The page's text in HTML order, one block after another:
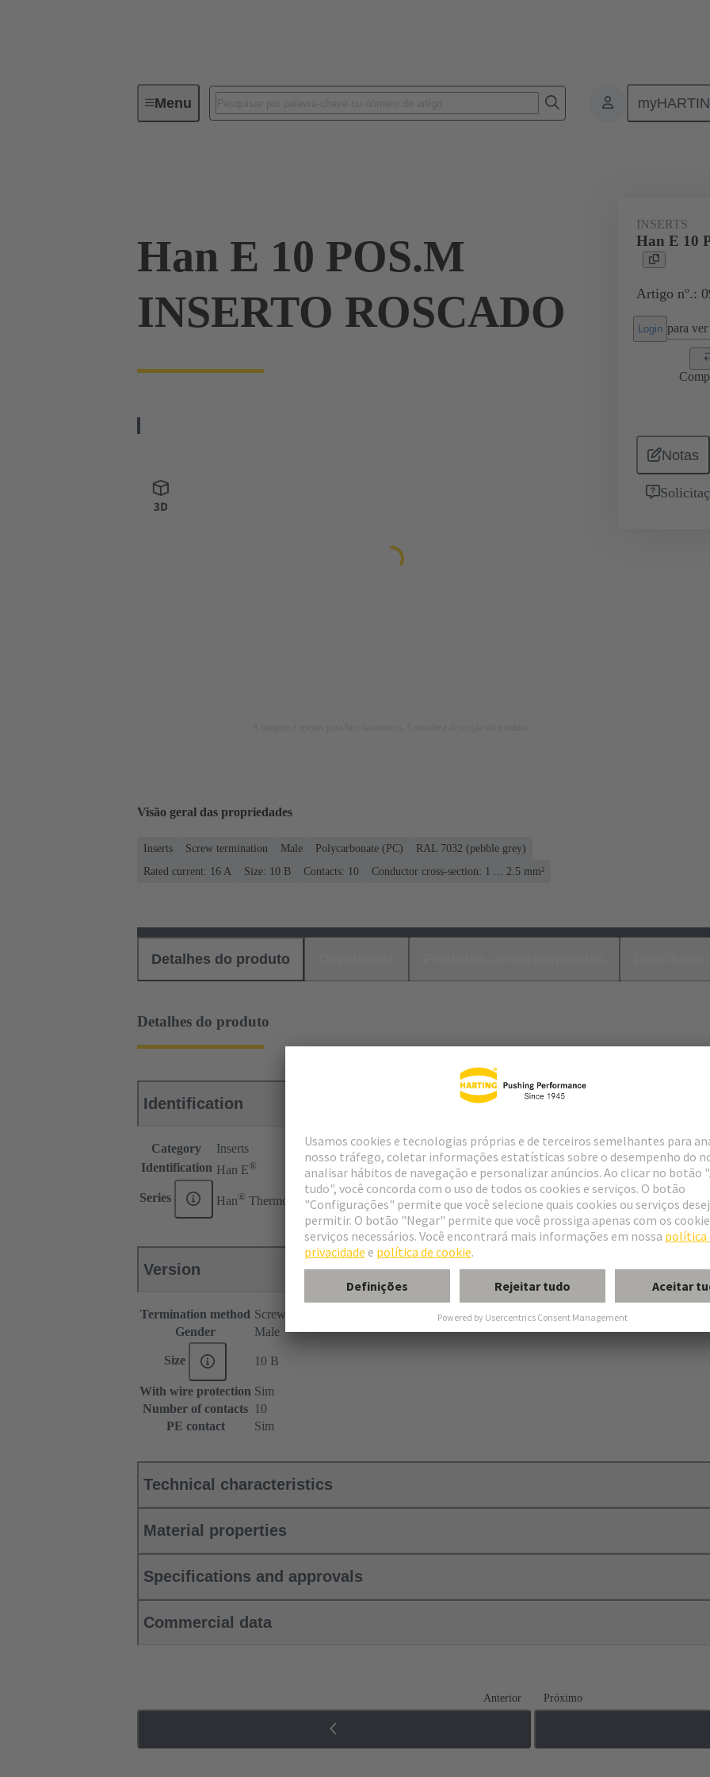
MenuIndustrial connectors / Han® Monobloc inserts For
Han E 10 POS.M
INSERTO ROSCADO
INSERTS
Han E 10
Artigo nº.:
Login para
Notas
Visão geral das propriedades
Inserts Screw termination Male Polycarbonate (PC)
RAL 7032 (pebble grey)
Rated current: ‌16 A
Size: 10 B Contacts: 10 Conductor cross-section: 1 ... 2.5 mm²
Detalhes do produto
Detalhes do produto
Identification
Category
Inserts
Identification Han E®
Series Han® Thermocouple
Version
Termination method Screw termination
Gender
Male
Size 10 B
With wire protection Sim
Number of contacts 10
PE contact
Sim
Technical characteristics
Material properties
Specifications and approvals
Commercial data
Anterior Próximo